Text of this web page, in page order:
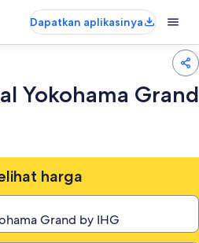
Dapatkan aplikasinya
Yokohama Grand
harga